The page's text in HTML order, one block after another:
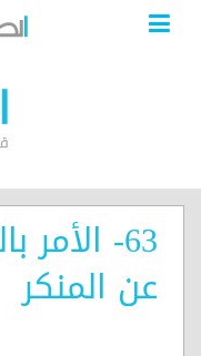
63-
عن المنكر